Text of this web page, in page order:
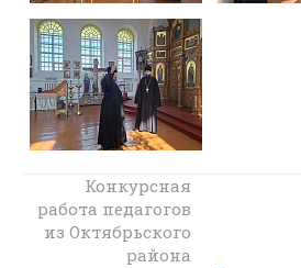
В «Летней
мастерской» при
храме
Архистратига
Конкурсная
работа педагогов
из Октябрьского
района